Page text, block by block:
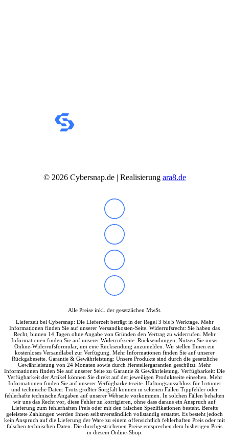
© 2026Cybersnap.de | Realisierung ara8.de
Alle Preise inkl. der gesetzlichen MwSt.
Lieferzeit bei Cybersnap: Die Lieferzeit beträgt in der Regel 3 bis 5 Werktage. Mehr
Informationen finden Sie auf unserer Versandkosten-Seite. Widerrufsrecht: Sie haben das
Recht, binnen 14 Tagen ohne Angabe von Gründen den Vertrag zu widerrufen. Mehr
Informationen finden Sie auf unserer Widerrufsseite. Rücksendungen: Nutzen Sie unser
Online-Widerrufsformular, um eine Rücksendung anzumelden. Wir stellen Ihnen ein
kostenloses Versandlabel zur Verfügung. Mehr Informationen finden Sie auf unserer
Rückgabeseite. Garantie & Gewährleistung: Unsere Produkte sind durch die gesetzliche
Gewährleistung von 24 Monaten sowie durch Herstellergarantien geschützt. Mehr
Informationen finden Sie auf unserer Seite zu Garantie & Gewährleistung. Verfügbarkeit: Die
Verfügbarkeit der Artikel können Sie direkt auf der jeweiligen Produktseite einsehen. Mehr
Informationen finden Sie auf unserer Verfügbarkeitsseite. Haftungsausschluss für Irrtümer
und technische Daten: Trotz größter Sorgfalt können in seltenen Fällen Tippfehler oder
fehlerhafte technische Angaben auf unserer Webseite vorkommen. In solchen Fällen behalten
wir uns das Recht vor, diese Fehler zu korrigieren, ohne dass daraus ein Anspruch auf
Lieferung zum fehlerhaften Preis oder mit den falschen Spezifikationen besteht. Bereits
geleistete Zahlungen werden Ihnen selbstverständlich vollständig erstattet. Es besteht jedoch
kein Anspruch auf die Lieferung der Ware zu einem offensichtlich fehlerhaften Preis oder mit
falschen technischen Daten. Die durchgestrichenen Preise entsprechen dem bisherigen Preis
in diesem Online-Shop.